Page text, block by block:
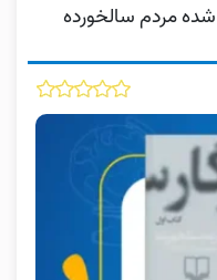
مردم سالخورده